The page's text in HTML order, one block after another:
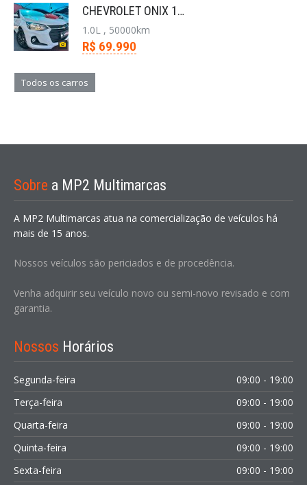
CHEVROLET ONIX 1.0 FLEX PLUS LT MANUAL
1.0L , 50000km
R$ 69.990
Todos os carros
Sobre a MP2 Multimarcas
A MP2 Multimarcas atua na comercialização de veículos há
mais de 15 anos.
Nossos veículos são periciados e de procedência.
Venha adquirir seu veículo novo ou semi-novo revisado e com
garantia.
Nossos Horários
Segunda-feira
09:00 - 19:00
Terça-feira
09:00 - 19:00
Quarta-feira
09:00 - 19:00
Quinta-feira
09:00 - 19:00
Sexta-feira
09:00 - 19:00